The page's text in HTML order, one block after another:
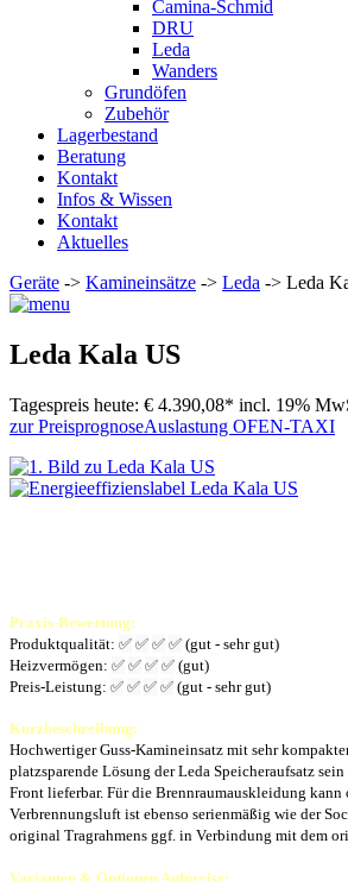
Camina-Schmid
DRU
Leda
Wanders
Grundöfen
Zubehör
Lagerbestand
Beratung
Kontakt
Infos & Wissen
Kontakt
Aktuelles
Geräte -> Kamineinsätze -> Leda -> Leda
Leda Kala US
Tagespreis heute: € 4.390,08* incl. 19%
zur PreisprognoseAuslastung OFEN-TAXI
Praxis-Bewertung:
Produktqualität: ✅ ✅ ✅ ✅ (gut - sehr gut)
Heizvermögen: ✅ ✅ ✅ ✅ (gut)
Preis-Leistung: ✅ ✅ ✅ ✅ (gut - sehr gut)
Kurzbeschreibung:
Hochwertiger Guss-Kamineinsatz mit sehr
platzsparende Lösung der Leda Speicheraufsatz
Front lieferbar. Für die Brennraumauskleidung
Verbrennungsluft ist ebenso serienmäßig wie der
original Tragrahmens ggf. in Verbindung mit dem